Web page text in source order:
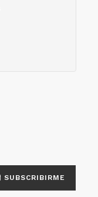
SUBSCRIBIRME